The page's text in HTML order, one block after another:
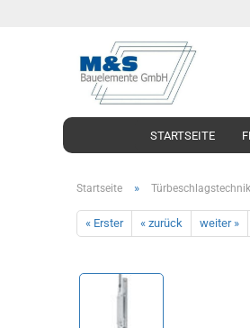
STARTSEITE
Startseite » Türbeschlagstechnik
« Erster « zurück weiter »